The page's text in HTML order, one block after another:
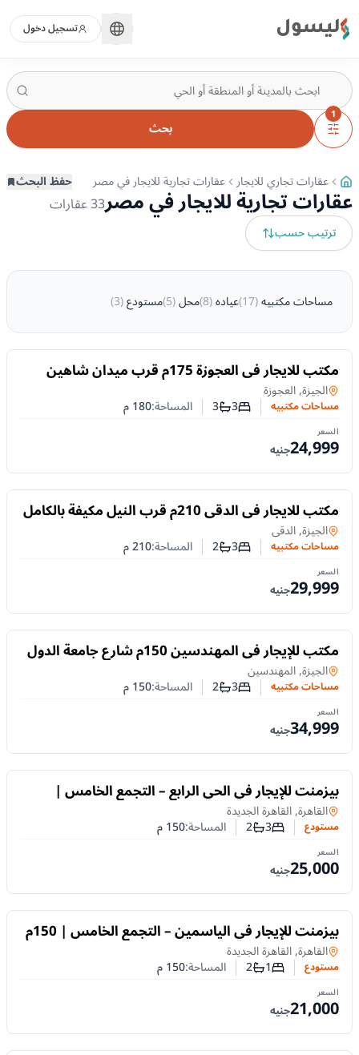
ليسول تسجيل دخول
1
بحث
عقارات تجاري للايجار عقارات تجارية للايجار في مصر حفظ البحث
عقارات تجارية للايجار في مصر33عقارات
ترتيب حسب
مساحات مكتبيه(
17
)عياده(
8
)محل(
5
)مستودع(
3
)
للايجار مكتب للايجار فى العجوزة 175م قرب ميدان شاهين
تقسيم مميز .
مساحات مكتبيه
الجيزة, العجوزة
مساحات مكتبيه عدد غرف النوم
3عدد الحمامات
3 المساحة:180م
السعر
24,999جنيه
للايجار مكتب للايجار فى الدقى 210م قرب النيل مكيفة بالكامل
( منطقة راقية ) .
مساحات مكتبيه
الجيزة, الدقى
مساحات مكتبيه عدد غرف النوم
3عدد الحمامات
2 المساحة:210م
السعر
29,999جنيه
للايجار مكتب للإيجار فى المهندسين 150م شارع جامعة الدول
الرئيسى ( موقع ممتاز ) .
مساحات مكتبيه
الجيزة, المهندسين
مساحات مكتبيه عدد غرف النوم
3عدد الحمامات
2 المساحة:150م
السعر
34,999جنيه
للايجار
بيزمنت للإيجار في الحي الرابع – التجمع الخامس |
مدخل خاص و3 غرف
مستودع في
القاهرة, القاهرة الجديدة
مستودع عدد غرف النوم
3عدد الحمامات
2 المساحة:150م
السعر
25,000جنيه
للايجار بيزمنت للإيجار في الياسمين – التجمع الخامس | 150م
على محور مصطفى كامل
مستودع في
القاهرة, القاهرة الجديدة
مستودع عدد غرف النوم
1عدد الحمامات
2 المساحة:150م
السعر
21,000جنيه